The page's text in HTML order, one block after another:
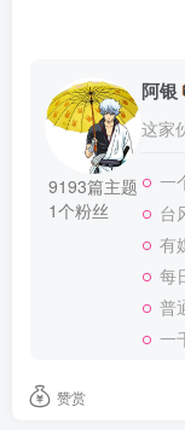
9193篇主题
1个粉丝
阿银
这家
一
台
有
每
普
一
赞赏